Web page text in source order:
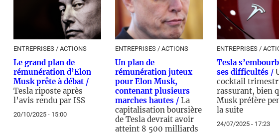
ENTREPRISES / ACTIONS
Le grand plan de
rémunération d’Elon
Musk prête à débat /
Tesla riposte après
l’avis rendu par ISS
20/10/2025 - 15:00
ENTREPRISES / ACTIONS
Un plan de
rémunération juteux
pour Elon Musk,
contenant plusieurs
marches hautes / La
capitalisation boursière
de Tesla devrait avoir
atteint 8 500 milliards
ENTREPRISES /
Tesla
ses difficultés /
cocktail
rassurant, bien
Musk préfère
la suite
24/07/2025 - 17:23